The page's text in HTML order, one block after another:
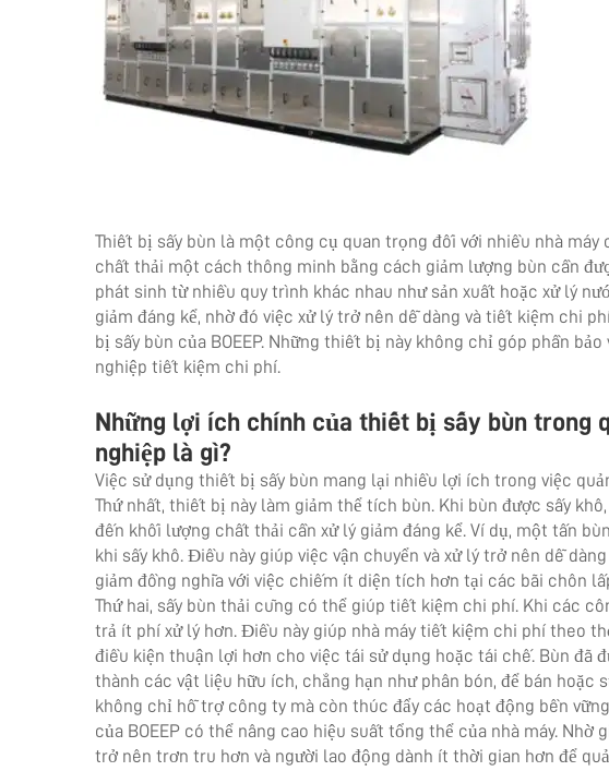
Thiết bị sấy bùn là một công cụ quan trọng đối với nhiều nhà máy
chất thải một cách thông minh bằng cách giảm lượng bùn cần
phát sinh từ nhiều quy trình khác nhau như sản xuất hoặc xử lý
giảm đáng kể, nhờ đó việc xử lý trở nên dễ dàng và tiết kiệm chi
bị sấy bùn của BOEEP. Những thiết bị này không chỉ góp phần
nghiệp tiết kiệm chi phí.
Những lợi ích chính của thiết bị sấy bùn trong
nghiệp là gì?
Việc sử dụng thiết bị sấy bùn mang lại nhiều lợi ích trong việc
Thứ nhất, thiết bị này làm giảm thể tích bùn. Khi bùn được sấy
đến khối lượng chất thải cần xử lý giảm đáng kể. Ví dụ, một tấn
khi sấy khô. Điều này giúp việc vận chuyển và xử lý trở nên dễ
giảm đồng nghĩa với việc chiếm ít diện tích hơn tại các bãi chôn
Thứ hai, sấy bùn thải cũng có thể giúp tiết kiệm chi phí. Khi các
trả ít phí xử lý hơn. Điều này giúp nhà máy tiết kiệm chi phí theo
điều kiện thuận lợi hơn cho việc tái sử dụng hoặc tái chế. Bùn đã
thành các vật liệu hữu ích, chẳng hạn như phân bón, để bán hoặc
không chỉ hỗ trợ công ty mà còn thúc đẩy các hoạt động bền
của BOEEP có thể nâng cao hiệu suất tổng thể của nhà máy. Nhờ
trở nên trơn tru hơn và người lao động dành ít thời gian hơn để